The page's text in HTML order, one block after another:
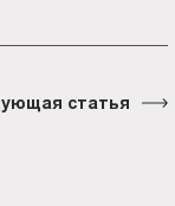
статья